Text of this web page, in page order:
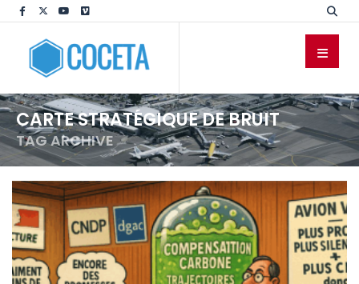
CARTE STRATÉGIQUE DE BRUIT
TAG ARCHIVE